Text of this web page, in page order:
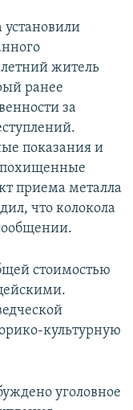
установили
житель
ранее
за
показания и
похищенные
приема металла
что колокола
стоимостью
культурную
уголовное